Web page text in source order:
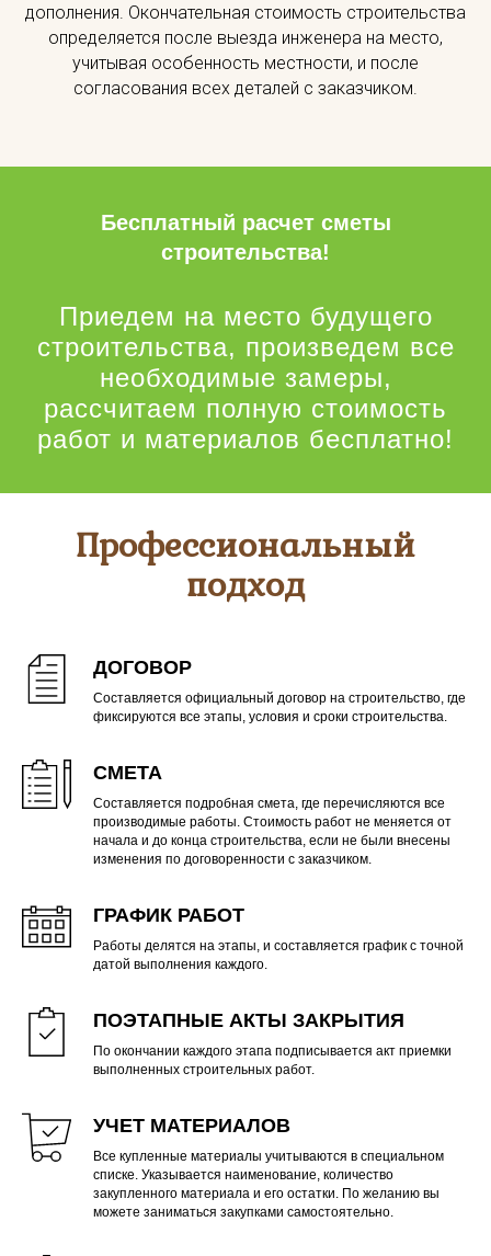
дополнения. Окончательная стоимость строительства
определяется после выезда инженера на место,
учитывая особенность местности, и после
согласования всех деталей с заказчиком.
Бесплатный расчет сметы
строительства!
Приедем на место будущего
строительства, произведем все
необходимые замеры,
рассчитаем полную стоимость
работ и материалов бесплатно!
Профессиональный
подход
ДОГОВОР
Составляется официальный договор на строительство, где
фиксируются все этапы, условия и сроки строительства.
СМЕТА
Составляется подробная смета, где перечисляются все
производимые работы. Стоимость работ не меняется от
начала и до конца строительства, если не были внесены
изменения по договоренности с заказчиком.
ГРАФИК РАБОТ
Работы делятся на этапы, и составляется график с точной
датой выполнения каждого.
ПОЭТАПНЫЕ АКТЫ ЗАКРЫТИЯ
По окончании каждого этапа подписывается акт приемки
выполненных строительных работ.
УЧЕТ МАТЕРИАЛОВ
Все купленные материалы учитываются в специальном
списке. Указывается наименование, количество
закупленного материала и его остатки. По желанию вы
можете заниматься закупками самостоятельно.